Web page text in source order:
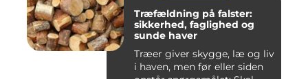
Træfældning på falster:
sikkerhed, faglighed og
sunde haver
Træer giver skygge, læ og liv
i haven, men før eller siden